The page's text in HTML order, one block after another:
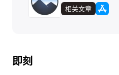
相关文章
即刻